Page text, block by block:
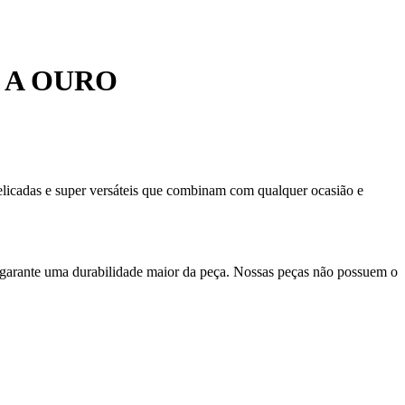
OURO
e super versáteis que combinam com qualquer ocasião e
uma durabilidade maior da peça. Nossas peças não possuem o